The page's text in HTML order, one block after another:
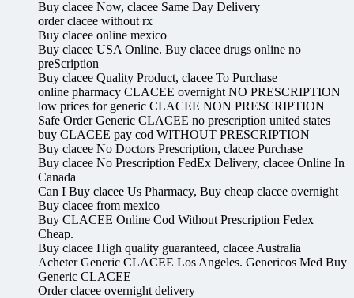
Buy clacee Now, clacee Same Day Delivery
order clacee without rx
Buy clacee online mexico
Buy clacee USA Online. Buy clacee drugs online no
preScription
Buy clacee Quality Product, clacee To Purchase
online pharmacy CLACEE overnight NO PRESCRIPTION
low prices for generic CLACEE NON PRESCRIPTION
Safe Order Generic CLACEE no prescription united states
buy CLACEE pay cod WITHOUT PRESCRIPTION
Buy clacee No Doctors Prescription, clacee Purchase
Buy clacee No Prescription FedEx Delivery, clacee Online In
Canada
Can I Buy clacee Us Pharmacy, Buy cheap clacee overnight
Buy clacee from mexico
Buy CLACEE Online Cod Without Prescription Fedex
Cheap.
Buy clacee High quality guaranteed, clacee Australia
Acheter Generic CLACEE Los Angeles. Genericos Med Buy
Generic CLACEE
Order clacee overnight delivery